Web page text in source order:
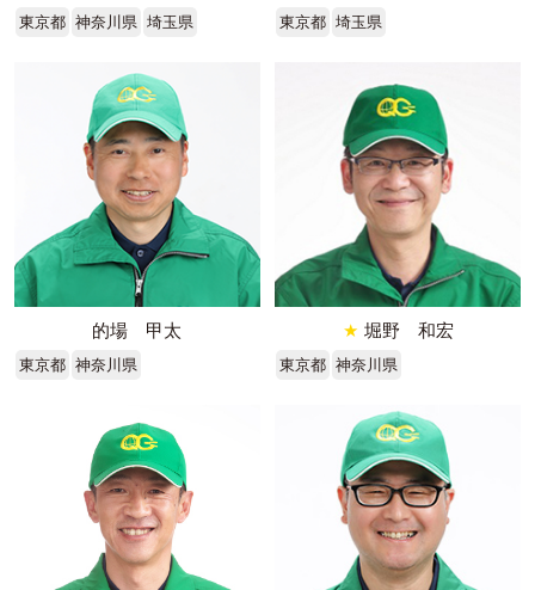
東京都 神奈川県 埼玉県 東京都 埼玉県
的場 甲太
東京都 神奈川県
★ 堀野 和宏
東京都 神奈川県